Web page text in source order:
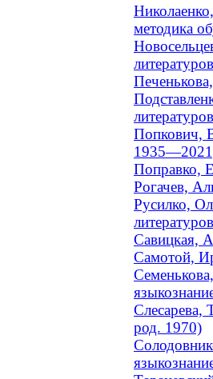
методика
Попкович,
Поправко,
Рогачев,
Русилко,
Савицкая,
Самотой,
Слесарева,
род. 1970)